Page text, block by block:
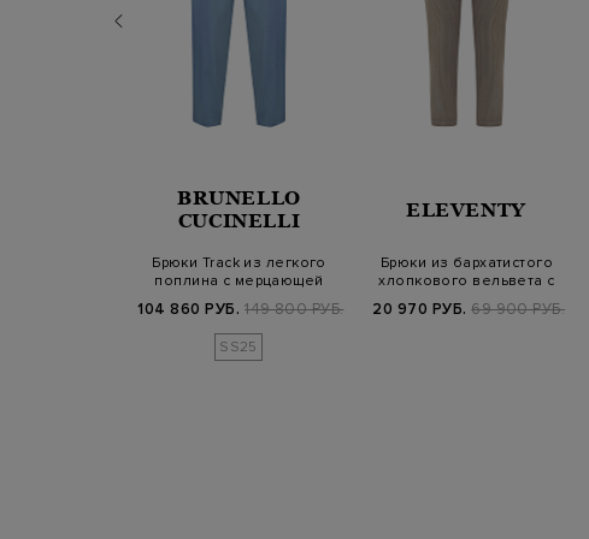
BRUNELLO
CUCINELLI
Брюки Track из легкого
поплина с мерцающей
104 860 РУБ. 149 800 РУБ.
SS25
ELEVENTY
Брюки из бархатистого
хлопкового вельвета с
20 970 РУБ. 69 900 РУБ.